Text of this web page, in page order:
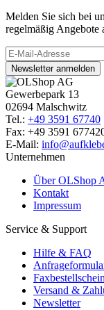
Melden Sie sich bei
regelmäßig Angebote
Newsletter anmelden
Gewerbepark 13
02694 Malschwitz
Tel.: +49 3591 67740
Fax: +49 3591
E-Mail:
Unternehmen
Über OLShop
Kontakt
Impressum
Service & Support
Hilfe & FAQ
Faxbestellschein
Versand &
Newsletter